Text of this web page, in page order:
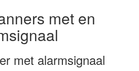
met en
met alarmsignaal